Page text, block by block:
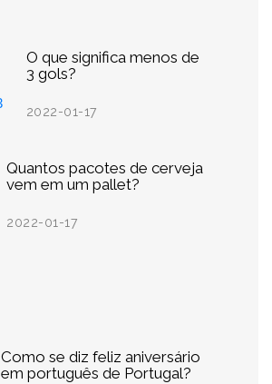
O que significa menos de
3 gols?
2022-01-17
Quantos pacotes de cerveja
vem em um pallet?
2022-01-17
Como se diz feliz aniversário
em português de Portugal?